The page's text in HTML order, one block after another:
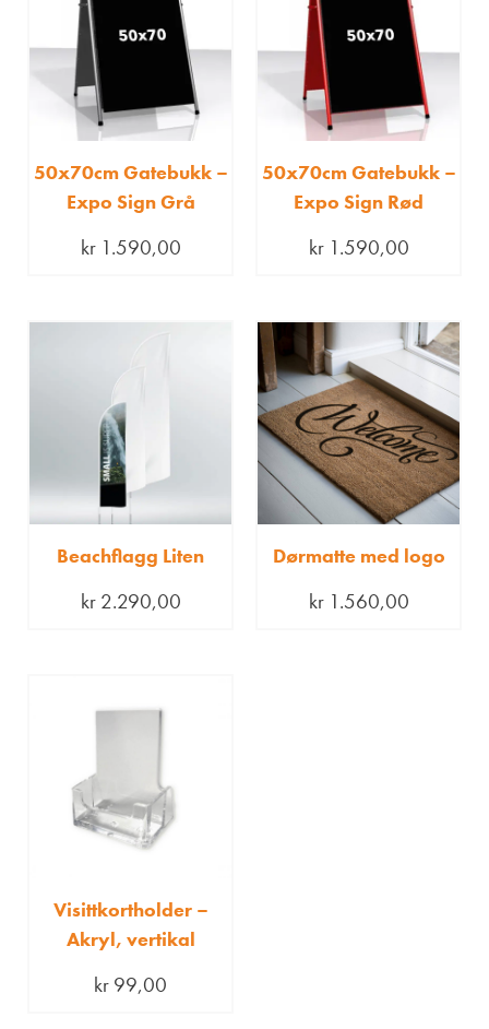
50x70cm Gatebukk –
Expo Sign Grå
kr1.590,00
50x70cm Gatebukk –
Expo Sign Rød
kr1.590,00
Beachflagg Liten
kr2.290,00
Dørmatte med logo
kr1.560,00
Visittkortholder –
Akryl, vertikal
kr 99,00